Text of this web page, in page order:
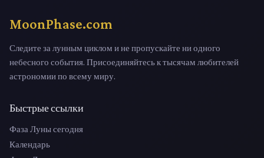
MoonPhase.com
Следите за лунным циклом и не пропускайте ни одного
небесного события. Присоединяйтесь к тысячам любителей
астрономии по всему миру.
Быстрые ссылки
Фаза Луны сегодня
Календарь